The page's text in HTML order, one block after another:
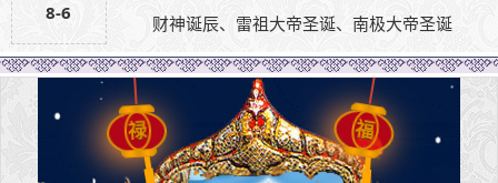
8-6
财神诞辰、雷祖大帝圣诞、南极大帝圣诞
福
禄